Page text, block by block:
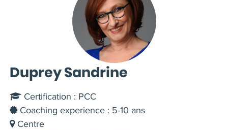
Duprey Sandrine
Certification : PCC
Coaching experience : 5-10 ans
Centre